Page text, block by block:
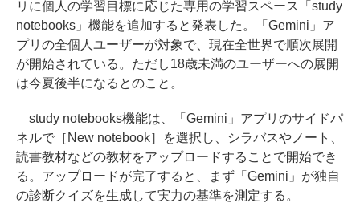
リに個人の学習目標に応じた専用の学習スペース「study
notebooks」機能を追加すると発表した。「Gemini」ア
プリの全個人ユーザーが対象で、現在全世界で順次展開
が開始されている。ただし18歳未満のユーザーへの展開
は今夏後半になるとのこと。
study notebooks機能は、「Gemini」アプリのサイドパ
ネルで［New notebook］を選択し、シラバスやノート、
読書教材などの教材をアップロードすることで開始でき
る。アップロードが完了すると、まず「Gemini」が独自
の診断クイズを生成して実力の基準を測定する。